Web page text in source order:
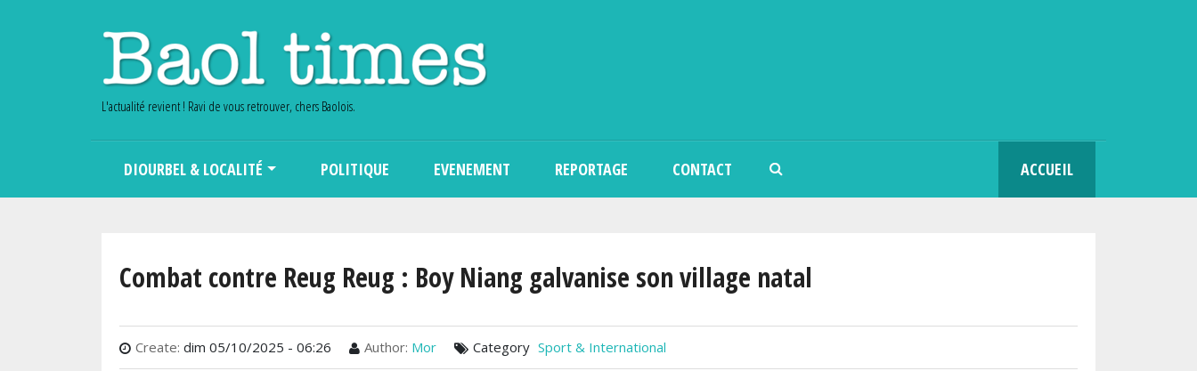
L'actualité revient ! Ravi de vous retrouver, chers Baolois.
DIOURBEL & LOCALITÉ POLITIQUE EVENEMENT REPORTAGE CONTACT ACCUEIL
Combat contre Reug Reug : Boy Niang galvanise son village natal
Create: dim 05/10/2025 - 06:26 Author: Mor Category Sport & International